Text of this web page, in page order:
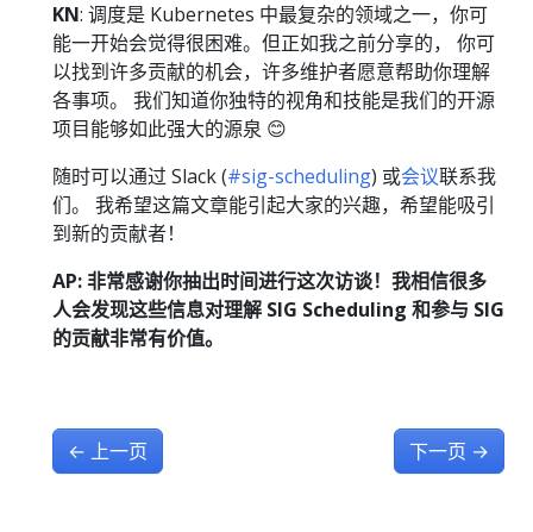
KN: 调度是 Kubernetes 中最复杂的领域之一，你可
能一开始会觉得很困难。但正如我之前分享的， 你可
以找到许多贡献的机会，许多维护者愿意帮助你理解
各事项。 我们知道你独特的视角和技能是我们的开源
项目能够如此强大的源泉 😊
随时可以通过 Slack (#sig-scheduling) 或会议联系我
们。 我希望这篇文章能引起大家的兴趣，希望能吸引
到新的贡献者！
AP: 非常感谢你抽出时间进行这次访谈！我相信很多
人会发现这些信息对理解 SIG Scheduling 和参与 SIG
的贡献非常有价值。
← 上一页 下一页 →